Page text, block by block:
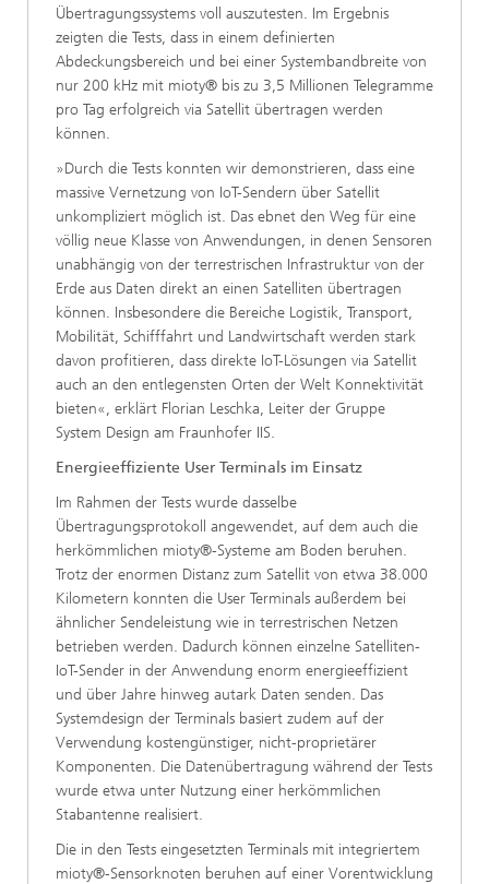
Übertragungssystems voll auszutesten. Im Ergebnis
zeigten die Tests, dass in einem definierten
Abdeckungsbereich und bei einer Systembandbreite von
nur 200 kHz mit mioty® bis zu 3,5 Millionen Telegramme
pro Tag erfolgreich via Satellit übertragen werden
können.
»Durch die Tests konnten wir demonstrieren, dass eine
massive Vernetzung von IoT-Sendern über Satellit
unkompliziert möglich ist. Das ebnet den Weg für eine
völlig neue Klasse von Anwendungen, in denen Sensoren
unabhängig von der terrestrischen Infrastruktur von der
Erde aus Daten direkt an einen Satelliten übertragen
können. Insbesondere die Bereiche Logistik, Transport,
Mobilität, Schifffahrt und Landwirtschaft werden stark
davon profitieren, dass direkte IoT-Lösungen via Satellit
auch an den entlegensten Orten der Welt Konnektivität
bieten«, erklärt Florian Leschka, Leiter der Gruppe
System Design am Fraunhofer IIS.
Energieeffiziente User Terminals im Einsatz
Im Rahmen der Tests wurde dasselbe
Übertragungsprotokoll angewendet, auf dem auch die
herkömmlichen mioty®-Systeme am Boden beruhen.
Trotz der enormen Distanz zum Satellit von etwa 38.000
Kilometern konnten die User Terminals außerdem bei
ähnlicher Sendeleistung wie in terrestrischen Netzen
betrieben werden. Dadurch können einzelne Satelliten-
IoT-Sender in der Anwendung enorm energieeffizient
und über Jahre hinweg autark Daten senden. Das
Systemdesign der Terminals basiert zudem auf der
Verwendung kostengünstiger, nicht-proprietärer
Komponenten. Die Datenübertragung während der Tests
wurde etwa unter Nutzung einer herkömmlichen
Stabantenne realisiert.
Die in den Tests eingesetzten Terminals mit integriertem
mioty®-Sensorknoten beruhen auf einer Vorentwicklung